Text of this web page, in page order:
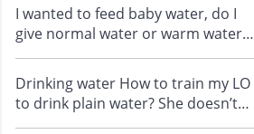
I wanted to feed baby water, do I
give normal water or warm water?
Need to buy extra milk bottle fo...
Drinking water How to train my LO
to drink plain water? She doesn’t
want to drink from her bottles o...